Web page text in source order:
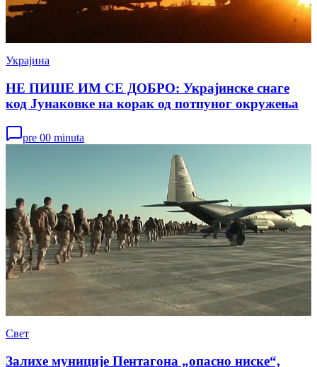
Украјина
НЕ ПИШЕ ИМ СЕ ДОБРО: Украјинске снаге
код Јунаковке на корак од потпуног окружења
pre 00 minuta
Свет
Залихе муниције Пентагона „опасно ниске“,